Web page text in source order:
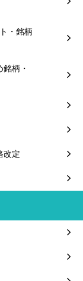
・銘柄
柄・
改定